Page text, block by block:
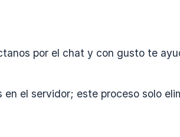
por el chat y con gusto te
el servidor; este proceso solo